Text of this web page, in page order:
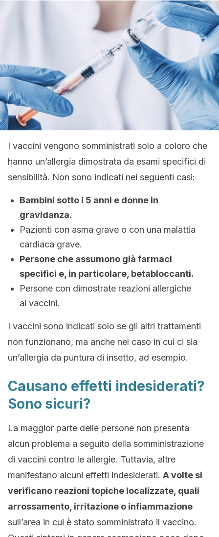
I vaccini vengono somministrati solo a coloro che
hanno un’allergia dimostrata da esami specifici di
sensibilità. Non sono indicati nei seguenti casi:
Bambini sotto i 5 anni e donne in
gravidanza.
Pazienti con asma grave o con una malattia
cardiaca grave.
Persone che assumono già farmaci
specifici e, in particolare, betabloccanti.
Persone con dimostrate reazioni allergiche
ai vaccini.
I vaccini sono indicati solo se gli altri trattamenti
non funzionano, ma anche nel caso in cui ci sia
un’allergia da puntura di insetto, ad esempio.
Causano effetti indesiderati?
Sono sicuri?
La maggior parte delle persone non presenta
alcun problema a seguito della somministrazione
di vaccini contro le allergie. Tuttavia, altre
manifestano alcuni effetti indesiderati. A volte si
verificano reazioni topiche localizzate, quali
arrossamento, irritazione o infiammazione
sull’area in cui è stato somministrato il vaccino.